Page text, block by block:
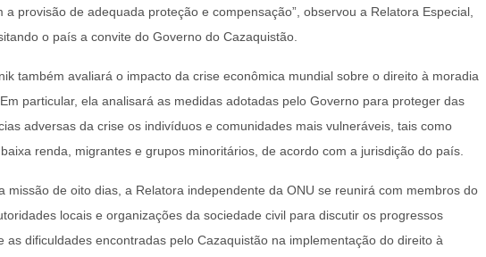
a provisão de adequada proteção e compensação”, observou a Relatora Especial,
o país a convite do Governo do Cazaquistão.
também avaliará o impacto da crise econômica mundial sobre o direito à moradia
particular, ela analisará as medidas adotadas pelo Governo para proteger das
adversas da crise os indivíduos e comunidades mais vulneráveis, tais como
renda, migrantes e grupos minoritários, de acordo com a jurisdição do país.
missão de oito dias, a Relatora independente da ONU se reunirá com membros do
locais e organizações da sociedade civil para discutir os progressos
as dificuldades encontradas pelo Cazaquistão na implementação do direito à